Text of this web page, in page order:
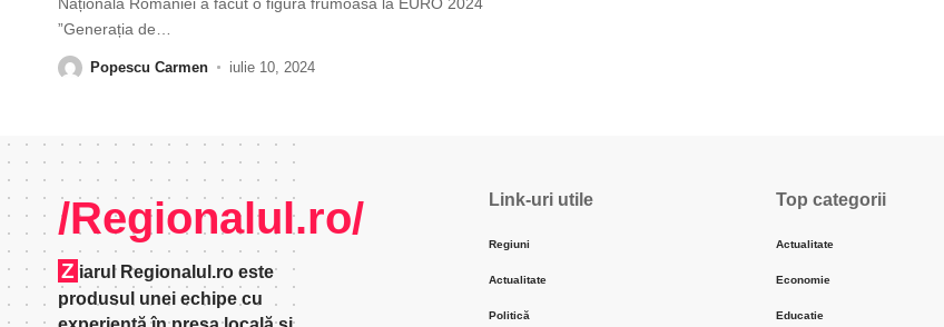
”Generația de
Popescu Carmen iulie 10, 2024
/Regionalul.ro/
Z iarul Regionalul.ro este
produsul unei echipe cu
Link-uri utile
Regiuni
Actualitate
Politică
Top categorii
Actualitate
Economie
Educatie